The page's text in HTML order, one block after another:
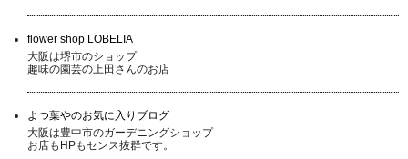
flower shop LOBELIA
大阪は堺市のショップ
趣味の園芸の上田さんのお店
よつ葉やのお気に入りブログ
大阪は豊中市のガーデニングショップ
お店もHPもセンス抜群です。